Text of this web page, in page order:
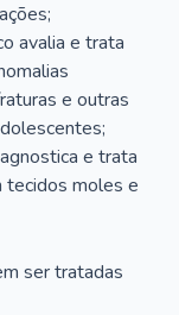
avalia e trata
e outras
e trata
tecidos moles e
ser tratadas